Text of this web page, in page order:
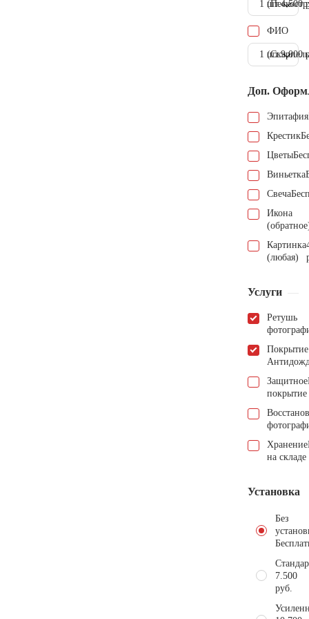
1 шт.4.500
ФИО
1 шт.9.000
Доп.
Эпитафия
Крестик
Цветы
Виньетка
Свеча
Икона
Картинка
(любая)
Услуги
Ретушь
Покрытие
Защитное
покрытие
Хранение
на складе
Установка
Без
7.500
руб.